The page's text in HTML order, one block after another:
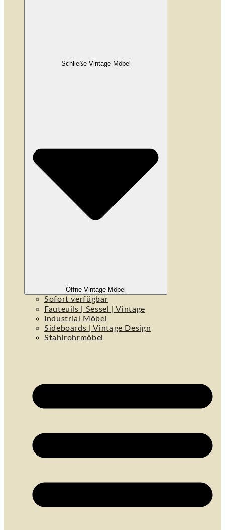
Schließe Vintage Möbel
Öffne Vintage Möbel
Sofort verfügbar
Fauteuils | Sessel | Vintage
Industrial Möbel
Sideboards | Vintage Design
Stahlrohrmöbel